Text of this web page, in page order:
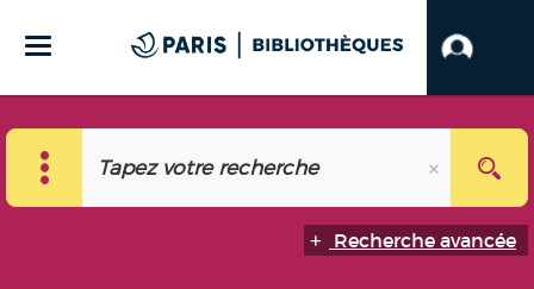
Recherche avancée